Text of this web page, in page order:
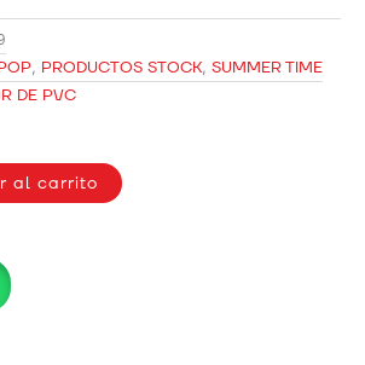
, PRODUCTOS STOCK, SUMMER TIME
DE PVC
al carrito